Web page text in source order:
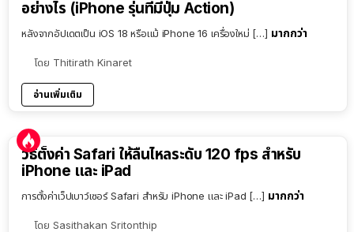
อย่างไร (iPhone รุ่นที่มีปุ่ม Action)
หลังจากอัปเดตเป็น iOS 18 หรือแม้ iPhone 16 เครื่องใหม่ […] มากกว่า
โดย Thitirath Kinaret
อ่านเพิ่มเติม
วิธีตั้งค่า Safari ให้ลื่นไหลระดับ 120 fps สำหรับ
iPhone และ iPad
การตั้งค่าเว็ปเบาว์เซอร์ Safari สำหรับ iPhone และ iPad […] มากกว่า
โดย Sasithakan Sritonthip